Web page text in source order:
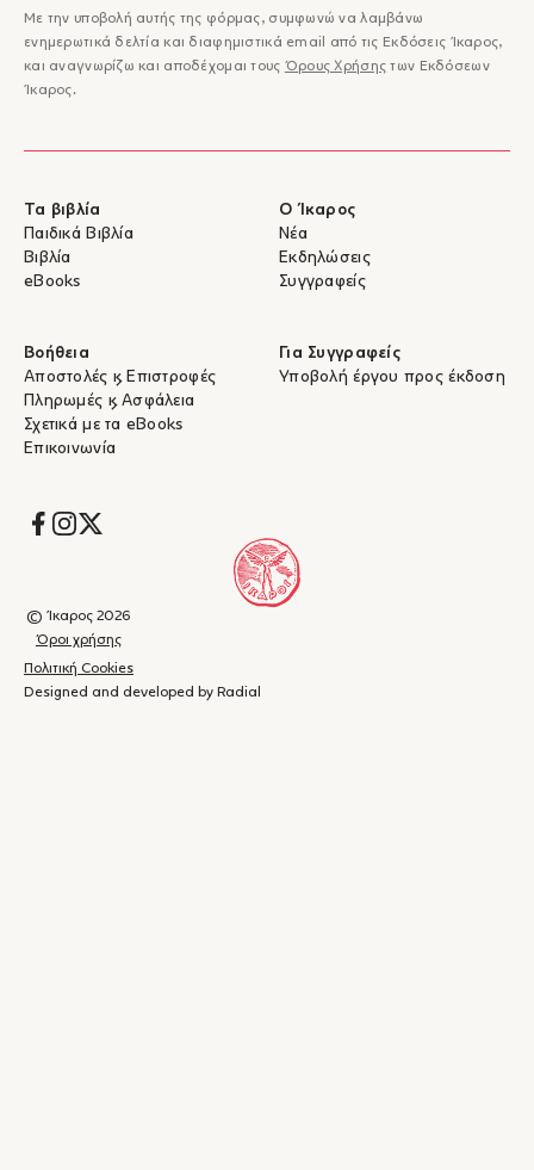
Με την υποβολή αυτής της φόρμας, συμφωνώ να λαμβάνω
ενημερωτικά δελτία και διαφημιστικά email από τις Εκδόσεις Ίκαρος,
και αναγνωρίζω και αποδέχομαι τους Όρους Χρήσης των Εκδόσεων
Ίκαρος.
Τα βιβλία
Παιδικά Βιβλία
Βιβλία
eBooks
Ο Ίκαρος
Νέα
Εκδηλώσεις
Συγγραφείς
Βοήθεια
Αποστολές & Επιστροφές
Πληρωμές & Ασφάλεια
Σχετικά με τα eBooks
Επικοινωνία
Για Συγγραφείς
Υποβολή έργου προς έκδοση
Socials
© Ίκαρος 2026
Όροι χρήσης
Πολιτική Cookies
Designed and developed by Radial